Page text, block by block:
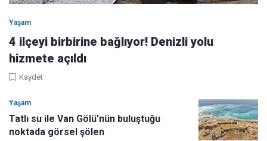
Yaşam
4 ilçeyi birbirine bağlıyor! Denizli yolu
hizmete açıldı
Kaydet
Yaşam
Tatlı su ile Van Gölü'nün buluştuğu
noktada görsel şölen